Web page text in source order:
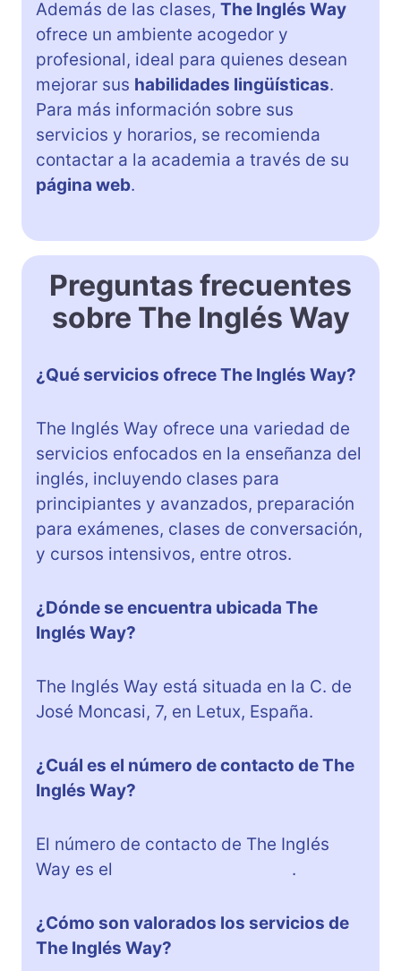
Además de las clases, The Inglés Way
ofrece un ambiente acogedor y
profesional, ideal para quienes desean
mejorar sus habilidades lingüísticas.
Para más información sobre sus
servicios y horarios, se recomienda
contactar a la academia a través de su
página web.
Preguntas frecuentes
sobre The Inglés Way
¿Qué servicios ofrece The Inglés Way?
The Inglés Way ofrece una variedad de
servicios enfocados en la enseñanza del
inglés, incluyendo clases para
principiantes y avanzados, preparación
para exámenes, clases de conversación,
y cursos intensivos, entre otros.
¿Dónde se encuentra ubicada The
Inglés Way?
The Inglés Way está situada en la C. de
José Moncasi, 7, en Letux, España.
¿Cuál es el número de contacto de The
Inglés Way?
El número de contacto de The Inglés
Way es el
.
¿Cómo son valorados los servicios de
The Inglés Way?